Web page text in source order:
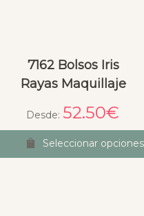
7162 Bolsos Iris
Rayas Maquillaje
Desde: 52.50€
Seleccionar opciones